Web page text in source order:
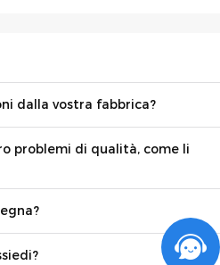
dalla vostra fabbrica?
problemi di qualità, come li